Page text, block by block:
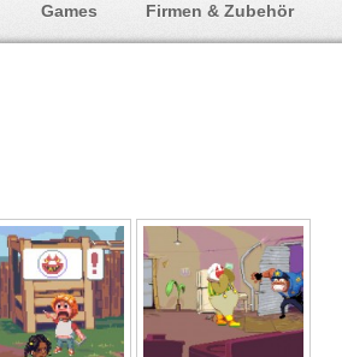
Games Firmen & Zubehör